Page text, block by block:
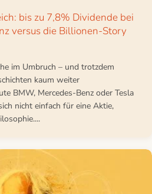
bis zu 7,8% Dividende bei
versus die Billionen-Story
im Umbruch – und trotzdem
kaum weiter
BMW, Mercedes-Benz oder Tesla
nicht einfach für eine Aktie,